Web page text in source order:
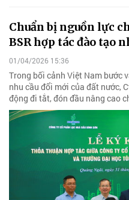
Chuẩn bị nguồn lực
BSR hợp tác đào tạo
01/04/2026 15:36
Trong bối cảnh Việt Nam bước
nhu cầu đổi mới của đất nước,
động đi tắt, đón đầu nâng cao